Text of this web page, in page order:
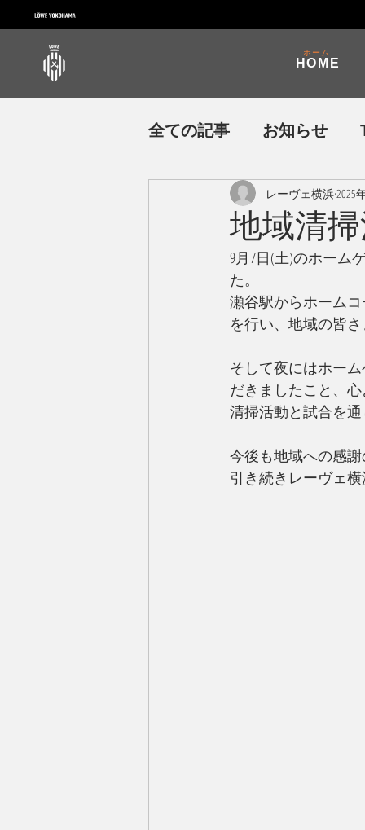
HOME
ホーム
全ての記事 お知らせ
イベント・普及活動
地域清
レーヴェ横浜2025
9月7日(土)のホーム
た。
瀬谷駅からホーム
を行い、地域の皆
そして夜にはホー
だきましたこと、
清掃活動と試合を
今後も地域への感
引き続きレーヴェ